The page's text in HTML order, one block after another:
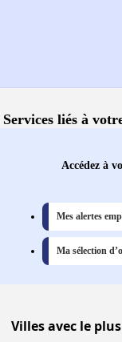
Services liés à
Accédez à
Mes alertes
Ma sélection
Villesavec le